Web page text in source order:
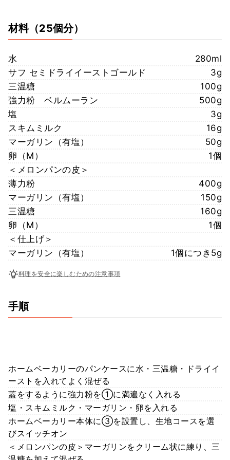
材料（25個分）
水
280ml
サフ セミドライイーストゴールド
3g
三温糖
100g
強力粉 ベルムーラン
500g
塩
3g
スキムミルク
16g
マーガリン（有塩）
50g
卵（M）
1個
＜メロンパンの皮＞
薄力粉
400g
マーガリン（有塩）
150g
三温糖
160g
卵（M）
1個
＜仕上げ＞
マーガリン（有塩）
1個につき5g
料理を安全に楽しむための注意事項
手順
ホームベーカリーのパンケースに水・三温糖・ドライイ
ーストを入れてよく混ぜる
蓋をするように強力粉を①に満遍なく入れる
塩・スキムミルク・マーガリン・卵を入れる
ホームベーカリー本体に③を設置し、生地コースを選
びスイッチオン
＜メロンパンの皮＞マーガリンをクリーム状に練り、三